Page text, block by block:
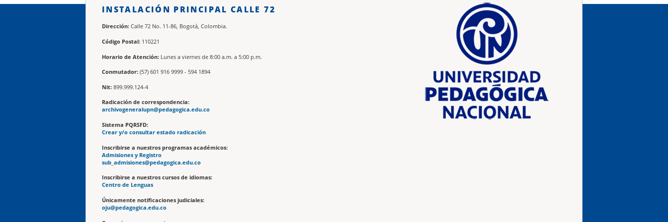
INSTALACIÓN PRINCIPAL CALLE 72
Dirección: Calle 72 No. 11-86, Bogotá, Colombia.
Código Postal: 110221
Horario de Atención: Lunes a viernes de 8:00 a.m. a 5:00 p.m.
Conmutador: (57) 601 916 9999 - 594 1894
Nit: 899.999.124-4
Radicación de correspondencia:
archivogeneralupn@pedagogica.edu.co
Sistema PQRSFD:
Crear y/o consultar estado radicación
Inscribirse a nuestros programas académicos:
Admisiones y Registro
sub_admisiones@pedagogica.edu.co
Inscribirse a nuestros cursos de idiomas:
Centro de Lenguas
Únicamente notificaciones judiciales:
oju@pedagogica.edu.co